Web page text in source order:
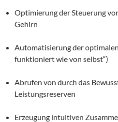
Optimierung der Steuerung
Gehirn
Automatisierung der
funktioniert wie von selbst“)
Abrufen von durch das
Leistungsreserven
Erzeugung intuitiven